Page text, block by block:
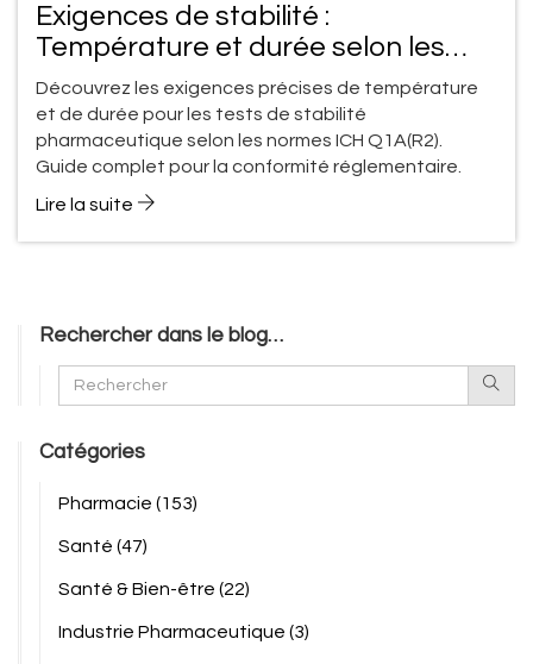
Exigences de stabilité :
Température et durée selon les
normes ICH
Découvrez les exigences précises de température
et de durée pour les tests de stabilité
pharmaceutique selon les normes ICH Q1A(R2).
Guide complet pour la conformité réglementaire.
Lire la suite
Rechercher dans le blog…
Catégories
Pharmacie (153)
Santé (47)
Santé & Bien-être (22)
Industrie Pharmaceutique (3)